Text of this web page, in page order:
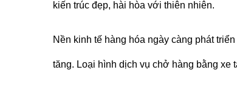
kiến trúc đẹp, hài hòa với thiên nhiên.
Nền kinh tế hàng hóa ngày càng phát
tăng. Loại hình dịch vụ chở hàng bằng